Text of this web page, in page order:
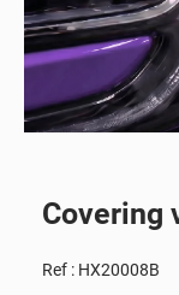
Covering
Ref : HX20008B